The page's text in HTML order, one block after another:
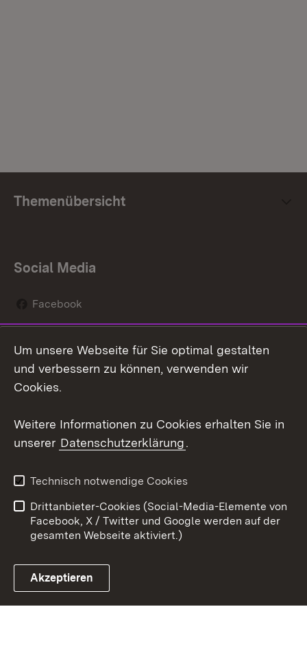
Themenübersicht
Social Media
Facebook
Social Wall
Youtube
Link zum Landesportal
Kontakt
Datenschutz
Barrierefreiheit
Impressum Cookies
Um unsere Webseite für Sie optimal gestalten
und verbessern zu können, verwenden wir
Cookies.
Weitere Informationen zu Cookies erhalten Sie in
unserer Datenschutzerklärung.
Technisch notwendige Cookies
Drittanbieter-Cookies (Social-Media-Elemente von
Facebook, X / Twitter und Google werden auf der
gesamten Webseite aktiviert.)
Akzeptieren